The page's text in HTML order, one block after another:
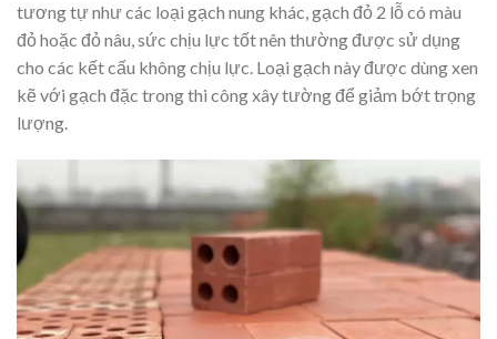
tương tự như các loại gạch nung khác, gạch đỏ 2 lỗ có màu
đỏ hoặc đỏ nâu, sức chịu lực tốt nên thường được sử dụng
cho các kết cấu không chịu lực. Loại gạch này được dùng xen
kẽ với gạch đặc trong thi công xây tường để giảm bớt trọng
lượng.